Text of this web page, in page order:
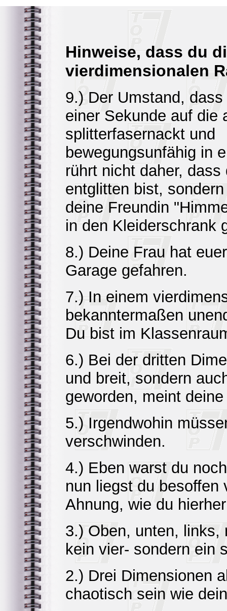
Hinweise, dass du
vierdimensionalen
9.) Der Umstand,
einer Sekunde auf die
splitterfasernackt und
bewegungsunfähig in
rührt nicht daher,
entglitten bist,
deine Freundin
in den Kleiderschrank
8.) Deine Frau hat
Garage gefahren.
7.) In einem
bekanntermaßen
Du bist im
6.) Bei der dritten
und breit, sondern
geworden, meint
5.) Irgendwohin
verschwinden.
4.) Eben warst du
nun liegst du besoffen
Ahnung, wie du
3.) Oben, unten,
kein vier- sondern ein
2.) Drei Dimensionen
chaotisch sein wie